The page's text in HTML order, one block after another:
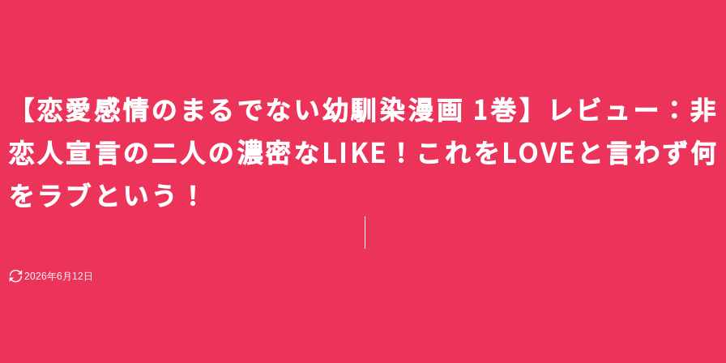
【恋愛感情のまるでない幼馴染漫画 1巻】レビュー：非
恋人宣言の二人の濃密なLIKE！これをLOVEと言わず何
をラブという！
2026年6月12日